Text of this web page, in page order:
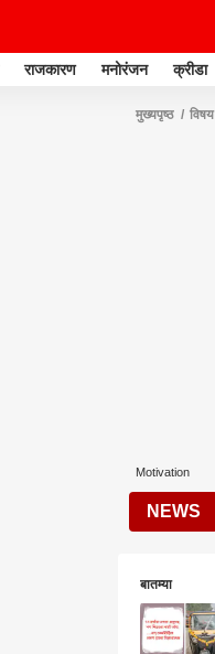
राजकारण मनोरंजन क्रीडा
मुख्यपृष्ठ विषय
Motivation
NEWS
बातम्या